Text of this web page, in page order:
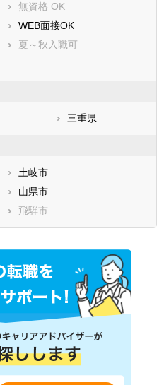
無資格 OK
WEB面接OK
夏～秋入職可
三重県
土岐市
山県市
飛騨市